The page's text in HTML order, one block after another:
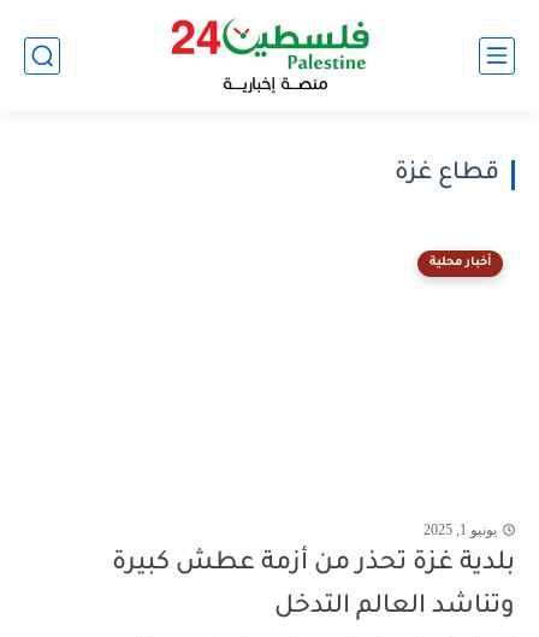
قطاع غزة
أخبار محلية
يونيو 1, 2025
بلدية غزة تحذر من أزمة عطش كبيرة
وتناشد العالم التدخل